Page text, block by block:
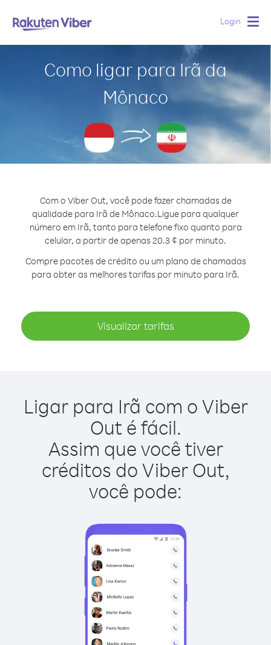
Login
Como ligar para Irã da
Mônaco
Com o Viber Out, você pode fazer chamadas de
qualidade para Irã de Mônaco.Ligue para qualquer
número em Irã, tanto para telefone fixo quanto para
celular, a partir de apenas 20.3 ¢ por minuto.
Compre pacotes de crédito ou um plano de chamadas
para obter as melhores tarifas por minuto para Irã.
Visualizar tarifas
Ligar para Irã com o Viber
Out é fácil.
Assim que você tiver
créditos do Viber Out,
você pode: